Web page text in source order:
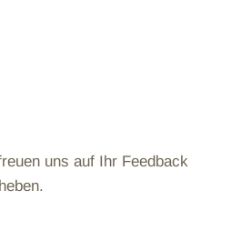
uns auf Ihr Feedback